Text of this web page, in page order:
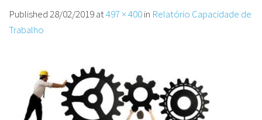
Published28/02/2019at497 × 400in Relatório Capacidade de
Trabalho